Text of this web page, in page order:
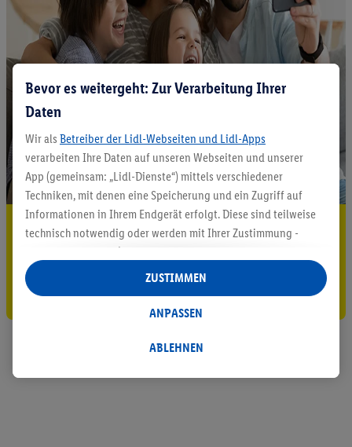
5.95 € Versand sparen³²ᵃ
Bevor es weitergeht: Zur Verarbeitung Ihrer
Daten
Wir als Betreiber der Lidl-Webseiten und Lidl-Apps
verarbeiten Ihre Daten auf unseren Webseiten und unserer
App (gemeinsam: „Lidl-Dienste“) mittels verschiedener
Techniken, mit denen eine Speicherung und ein Zugriff auf
Informationen in Ihrem Endgerät erfolgt. Diese sind teilweise
technisch notwendig oder werden mit Ihrer Zustimmung -
auch durch Partner (u.a.
Verantwortliche; im Zusammenhang mit dem IAB TCF
insgesamt
Statistik-Erstellung oder für personalisierte Werbung
Datenverarbeitungen für personalisierte Werbung werden
ABLEHNEN
ANPASSEN
ZUSTIMMEN